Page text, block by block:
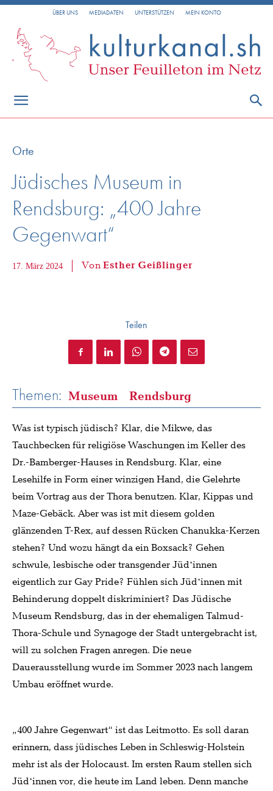
ÜBER UNS MEDIADATEN UNTERSTÜTZEN MEIN KONTO
Orte
Jüdisches Museum in
Rendsburg: „400 Jahre
Gegenwart“
17. März 2024 VonEsther Geißlinger
Teilen
Themen: Museum Rendsburg
Was ist typisch jüdisch? Klar, die Mikwe, das
Tauchbecken für religiöse Waschungen im Keller des
Dr.-Bamberger-Hauses in Rendsburg. Klar, eine
Lesehilfe in Form einer winzigen Hand, die Gelehrte
beim Vortrag aus der Thora benutzen. Klar, Kippas und
Maze-Gebäck. Aber was ist mit diesem golden
glänzenden T-Rex, auf dessen Rücken Chanukka-Kerzen
stehen? Und wozu hängt da ein Boxsack? Gehen
schwule, lesbische oder transgender Jüd*innen
eigentlich zur Gay Pride? Fühlen sich Jüd*innen mit
Behinderung doppelt diskriminiert? Das Jüdische
Museum Rendsburg, das in der ehemaligen Talmud-
Thora-Schule und Synagoge der Stadt untergebracht ist,
will zu solchen Fragen anregen. Die neue
Dauerausstellung wurde im Sommer 2023 nach langem
Umbau eröffnet wurde.
„400 Jahre Gegenwart“ ist das Leitmotto. Es soll daran
erinnern, dass jüdisches Leben in Schleswig-Holstein
mehr ist als der Holocaust. Im ersten Raum stellen sich
Jüd*innen vor, die heute im Land leben. Denn manche